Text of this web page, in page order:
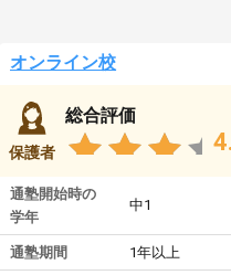
オンライン校
保護者
総合評価
通塾開始時の
学年
中1
通塾期間 1年以上